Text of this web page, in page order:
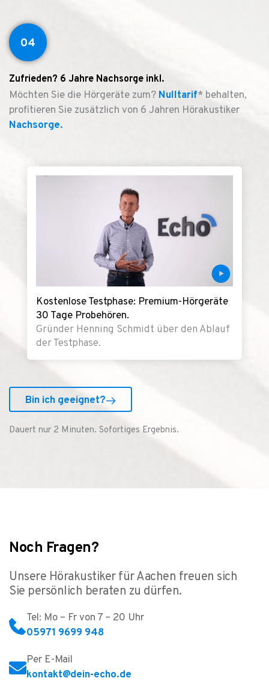
04
Zufrieden? 6 Jahre Nachsorge inkl.
Möchten Sie die Hörgeräte zum? Nulltarif* behalten,
profitieren Sie zusätzlich von 6 Jahren Hörakustiker
Nachsorge.
Kostenlose Testphase: Premium-Hörgeräte
30 Tage Probehören.
Gründer Henning Schmidt über den Ablauf
der Testphase.
Bin ich geeignet?
Dauert nur 2 Minuten. Sofortiges Ergebnis.
Noch Fragen?
Unsere Hörakustiker für Aachen freuen sich
Sie persönlich beraten zu dürfen.
Tel: Mo – Fr von 7 – 20 Uhr
05971 9699 948
Per E-Mail
kontakt@dein-echo.de